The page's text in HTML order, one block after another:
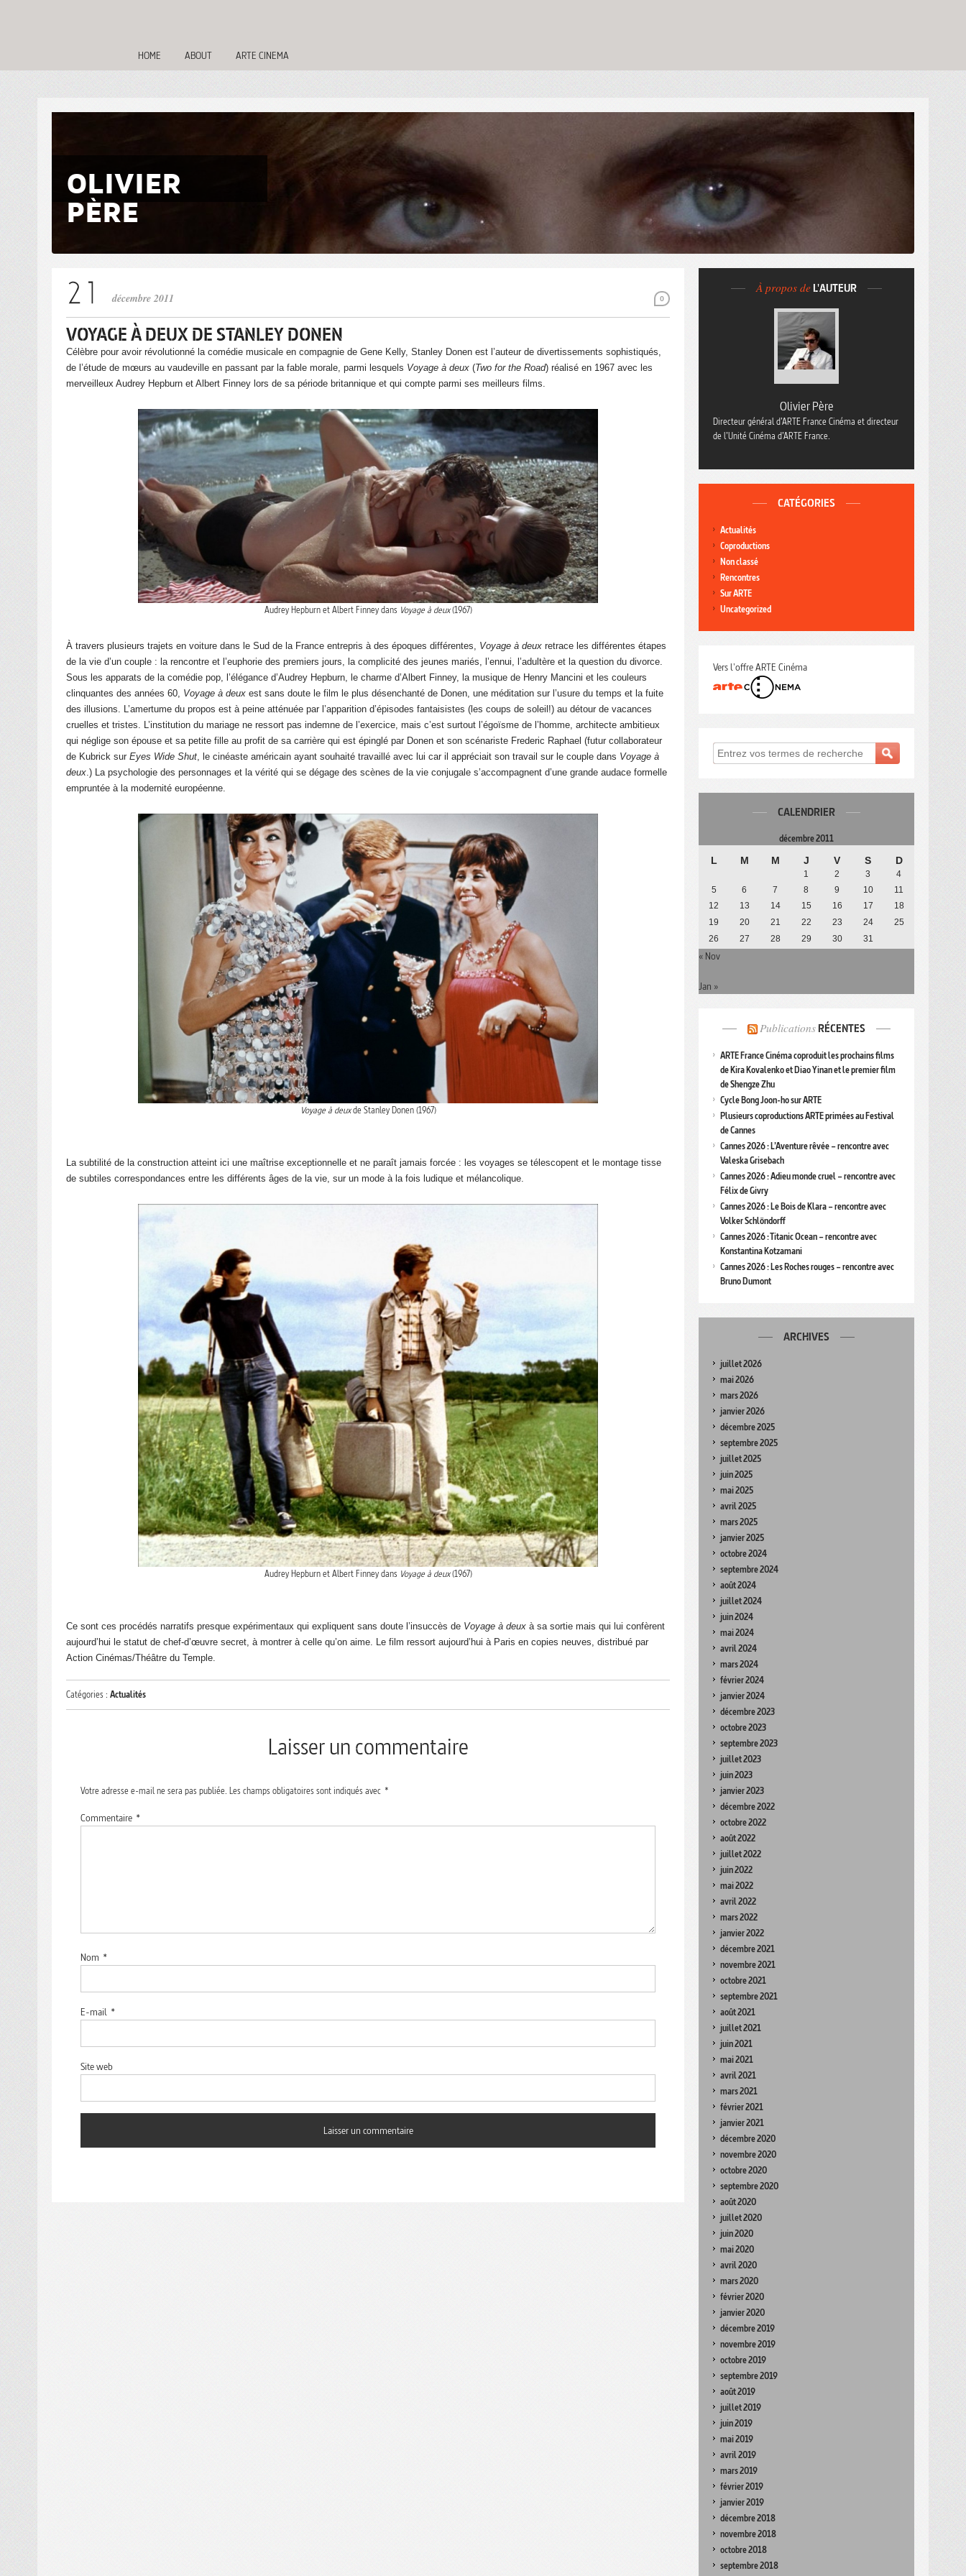
HOME ABOUT ARTE CINEMA
OLIVIER
PÈRE
0
décembre 2011
VOYAGE À DEUX DE STANLEY DONEN
Célèbre pour avoir révolutionné la comédie musicale en compagnie de Gene Kelly, Stanley Donen est l’auteur de divertissements sophistiqués,
de l’étude de mœurs au vaudeville en passant par la fable morale, parmi lesquels Voyage à deux (Two for the Road) réalisé en 1967 avec les
merveilleux Audrey Hepburn et Albert Finney lors de sa période britannique et qui compte parmi ses meilleurs films.
Audrey Hepburn et Albert Finney dans Voyage à deux(1967)
À travers plusieurs trajets en voiture dans le Sud de la France entrepris à des époques différentes, Voyage à deux retrace les différentes étapes
de la vie d’un couple : la rencontre et l’euphorie des premiers jours, la complicité des jeunes mariés, l’ennui, l’adultère et la question du divorce.
Sous les apparats de la comédie pop, l’élégance d’Audrey Hepburn, le charme d’Albert Finney, la musique de Henry Mancini et les couleurs
clinquantes des années 60, Voyage à deux est sans doute le film le plus désenchanté de Donen, une méditation sur l’usure du temps et la fuite
des illusions. L’amertume du propos est à peine atténuée par l’apparition d’épisodes fantaisistes (les coups de soleil!) au détour de vacances
cruelles et tristes. L’institution du mariage ne ressort pas indemne de l’exercice, mais c’est surtout l’égoïsme de l’homme, architecte ambitieux
qui néglige son épouse et sa petite fille au profit de sa carrière qui est épinglé par Donen et son scénariste Frederic Raphael (futur collaborateur
de Kubrick sur Eyes Wide Shut, le cinéaste américain ayant souhaité travaillé avec lui car il appréciait son travail sur le couple dans Voyage à
deux.) La psychologie des personnages et la vérité qui se dégage des scènes de la vie conjugale s’accompagnent d’une grande audace formelle
empruntée à la modernité européenne.
Voyage à deuxde Stanley Donen (1967)
La subtilité de la construction atteint ici une maîtrise exceptionnelle et ne paraît jamais forcée : les voyages se télescopent et le montage tisse
de subtiles correspondances entre les différents âges de la vie, sur un mode à la fois ludique et mélancolique.
Audrey Hepburn et Albert Finney dans Voyage à deux(1967)
Ce sont ces procédés narratifs presque expérimentaux qui expliquent sans doute l’insuccès de Voyage à deux à sa sortie mais qui lui confèrent
aujourd’hui le statut de chef-d’œuvre secret, à montrer à celle qu’on aime. Le film ressort aujourd’hui à Paris en copies neuves, distribué par
Action Cinémas/Théâtre du Temple.
Catégories : Actualités
Laisser un commentaire
Votre adresse e-mail ne sera pas publiée. Les champs obligatoires sont indiqués avec *
Commentaire *
Nom *
E-mail *
Site web
À propos de L'AUTEUR
Olivier Père
Directeur général d’ARTE France Cinéma et directeur
de l’Unité Cinéma d’ARTE France.
CATÉGORIES
Actualités
Coproductions
Non classé
Rencontres
Sur ARTE
Uncategorized
Vers l'offre ARTE Cinéma
CALENDRIER
décembre 2011
L M M J V S D
1 2 3
4
5
6 7 8 9 10
11
12
13 14 15 16 17
18
19
20 21 22 23 24
25
26
27 28 29 30 31
« Nov
Jan »
Publications RÉCENTES
ARTE France Cinéma coproduit les prochains films
de Kira Kovalenko et Diao Yinan et le premier film
de Shengze Zhu
Cycle Bong Joon-ho sur ARTE
Plusieurs coproductions ARTE primées au Festival
de Cannes
Cannes 2026 : L’Aventure rêvée – rencontre avec
Valeska Grisebach
Cannes 2026 : Adieu monde cruel – rencontre avec
Félix de Givry
Cannes 2026 : Le Bois de Klara – rencontre avec
Volker Schlöndorff
Cannes 2026 : Titanic Ocean – rencontre avec
Konstantina Kotzamani
Cannes 2026 : Les Roches rouges – rencontre avec
Bruno Dumont
ARCHIVES
juillet 2026
mai 2026
mars 2026
janvier 2026
décembre 2025
septembre 2025
juillet 2025
juin 2025
mai 2025
avril 2025
mars 2025
janvier 2025
octobre 2024
septembre 2024
août 2024
juillet 2024
juin 2024
mai 2024
avril 2024
mars 2024
février 2024
janvier 2024
décembre 2023
octobre 2023
septembre 2023
juillet 2023
juin 2023
janvier 2023
décembre 2022
octobre 2022
août 2022
juillet 2022
juin 2022
mai 2022
avril 2022
mars 2022
janvier 2022
décembre 2021
novembre 2021
octobre 2021
septembre 2021
août 2021
juillet 2021
juin 2021
mai 2021
avril 2021
mars 2021
février 2021
janvier 2021
décembre 2020
novembre 2020
octobre 2020
septembre 2020
août 2020
juillet 2020
juin 2020
mai 2020
avril 2020
mars 2020
février 2020
janvier 2020
décembre 2019
novembre 2019
octobre 2019
septembre 2019
août 2019
juillet 2019
juin 2019
mai 2019
avril 2019
mars 2019
février 2019
janvier 2019
décembre 2018
novembre 2018
octobre 2018
septembre 2018